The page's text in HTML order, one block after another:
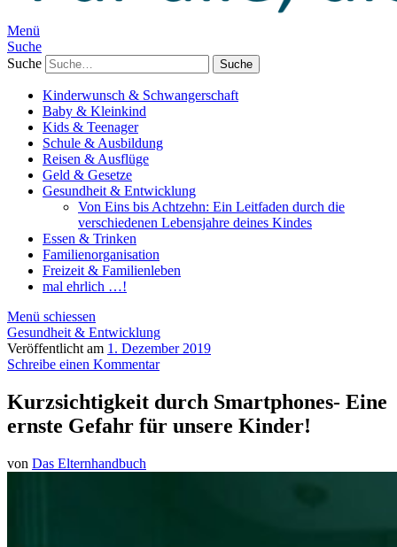
Menü
Suche
Suche
Kinderwunsch & Schwangerschaft
Baby & Kleinkind
Kids & Teenager
Schule & Ausbildung
Reisen & Ausflüge
Geld & Gesetze
Gesundheit & Entwicklung
Von Eins bis Achtzehn: Ein Leitfaden durch die
verschiedenen Lebensjahre deines Kindes
Essen & Trinken
Familienorganisation
Freizeit & Familienleben
mal ehrlich …!
Menü schiessen
Gesundheit & Entwicklung
Veröffentlicht am 1. Dezember 2019
Schreibe einen Kommentar
Kurzsichtigkeit durch Smartphones- Eine
ernste Gefahr für unsere Kinder!
von Das Elternhandbuch